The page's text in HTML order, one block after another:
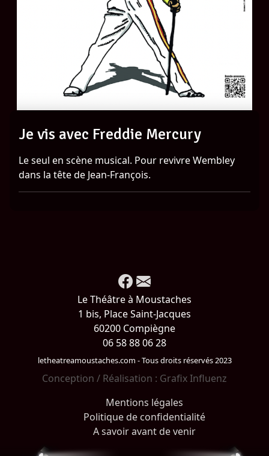
Je vis avec Freddie Mercury
Le seul en scène musical. Pour revivre Wembley
dans la tête de Jean-François.
Le Théâtre à Moustaches
1 bis, Place Saint-Jacques
60200 Compiègne
06 58 88 06 28
letheatreamoustaches.com - Tous droits réservés 2023
Conception / Réalisation : Grafix Influenz
Mentions légales
Politique de confidentialité
A savoir avant de venir